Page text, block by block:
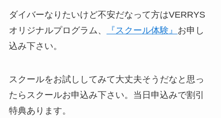
ダイバーなりたいけど不安だなって方はVERRYS
オリジナルプログラム、
『スクール体験』 お申し
込み下さい。
スクールをお試ししてみて大丈夫そうだなと思っ
たらスクールお申込み下さい。当日申込みで割引
特典あります。